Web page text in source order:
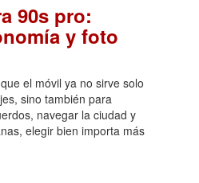
90s pro:
y foto
el móvil ya no sirve solo
sino también para
navegar la ciudad y
elegir bien importa más